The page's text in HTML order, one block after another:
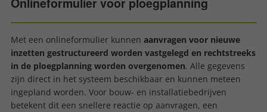
Met een onlineformulier kunnen aanvragen voor nieuwe
inzetten gestructureerd worden vastgelegd en rechtstreeks
in de ploegplanning worden overgenomen. Alle gegevens
zijn direct in het systeem beschikbaar en kunnen meteen
ingepland worden. Voor bouw- en installatiebedrijven
betekent dit een snellere reactie op aanvragen, een